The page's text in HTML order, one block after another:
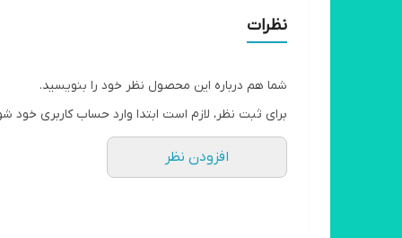
نظرات
شما هم درباره این محصول نظر خود را بنویسید.
برای ثبت نظر، لازم است ابتدا وارد حساب کاربری خود
افزودن نظر